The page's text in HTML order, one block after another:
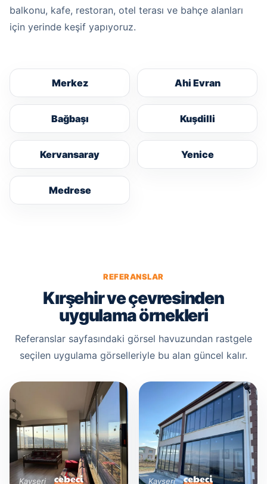
balkonu, kafe, restoran, otel terası ve bahçe alanları
için yerinde keşif yapıyoruz.
Merkez Ahi Evran
Bağbaşı Kuşdilli
Kervansaray Yenice
Medrese
REFERANSLAR
Kırşehir ve çevresinden
uygulama örnekleri
Referanslar sayfasındaki görsel havuzundan rastgele
seçilen uygulama görselleriyle bu alan güncel kalır.
Kayseri Kayseri